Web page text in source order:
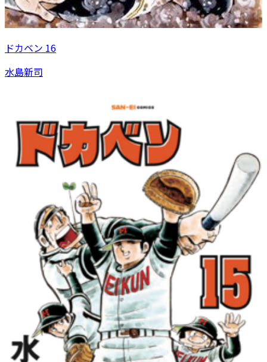
ドカベン 16
水島新司